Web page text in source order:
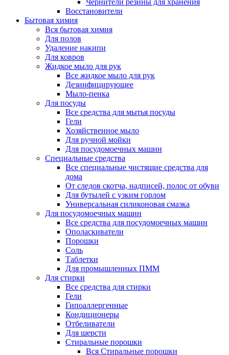
Чернители резины для хранения
Восстановители
Бытовая химия
Вся бытовая химия
Для полов
Удаление накипи
Для ковров
Жидкое мыло для рук
Все жидкое мыло для рук
Дезинфицирующее
Мыло-пенка
Для посуды
Все средства для мытья посуды
Гели
Хозяйственное мыло
Для ручной мойки
Для посудомоечных машин
Специальные средства
Все специальные чистящие средства для
дома
От следов скотча, надписей, полос от обуви
Для бутылей с узким горлом
Универсальная силиконовая смазка
Для посудомоечных машин
Все средства для посудомоечных машин
Ополаскиватели
Порошки
Соль
Таблетки
Для промышленных ПММ
Для стирки
Все средства для стирки
Гели
Гипоаллергенные
Кондиционеры
Отбеливатели
Для шерсти
Стиральные порошки
Вся Стиральные порошки